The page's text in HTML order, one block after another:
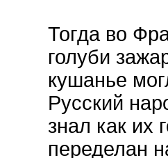
Тогда во
голуби
кушанье
Русский
знал как их
переделан